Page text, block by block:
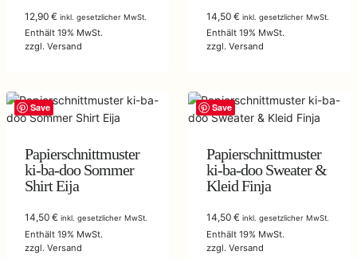
12,90 € inkl. gesetzlicher MwSt.
Enthält 19% MwSt.
zzgl. Versand
14,50 € inkl. gesetzlicher MwSt.
Enthält 19% MwSt.
zzgl. Versand
Save
Papierschnittmuster
ki-ba-doo Sommer
Shirt Eija
14,50 € inkl. gesetzlicher MwSt.
Enthält 19% MwSt.
zzgl. Versand
Save
Papierschnittmuster
ki-ba-doo Sweater &
Kleid Finja
14,50 € inkl. gesetzlicher MwSt.
Enthält 19% MwSt.
zzgl. Versand